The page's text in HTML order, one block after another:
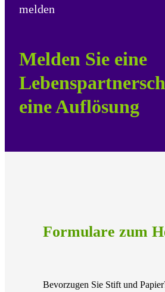
melden
Melden Sie eine
eine Auflösung
Formulare zum
Bevorzugen Sie Stift und